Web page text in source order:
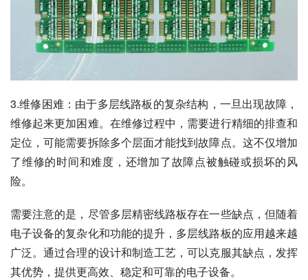
3.维修困难：由于多层线路板的复杂结构，一旦出现故障，
维修起来更加困难。在维修过程中，需要进行精细的排查和
定位，可能需要拆除多个层面才能找到故障点。这不仅增加
了维修的时间和难度，还增加了故障点被触碰或损坏的风
险。
需要注意的是，尽管多层精密线路板存在一些缺点，但随着
电子设备的复杂化和功能的提升，多层线路板的应用越来越
广泛。通过合理的设计和制造工艺，可以克服其缺点，发挥
其优势，提供更高效、稳定和可靠的电子设备。